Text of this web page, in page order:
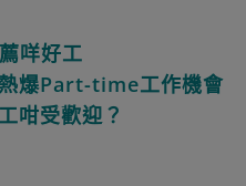
咩好工
爆Part-time工作機會
咁受歡迎？